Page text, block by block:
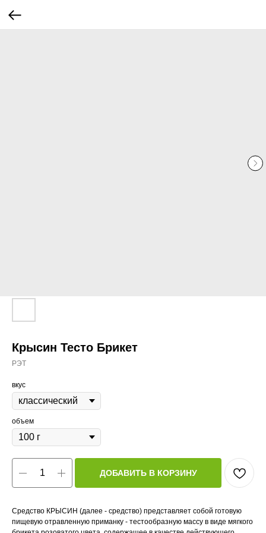
Крысин Тесто Брикет
РЭТ
вкус
объем
ДОБАВИТЬ В КОРЗИНУ
Средство КРЫСИН (далее - средство) представляет собой готовую
пищевую отравленную приманку - тестообразную массу в виде мягкого